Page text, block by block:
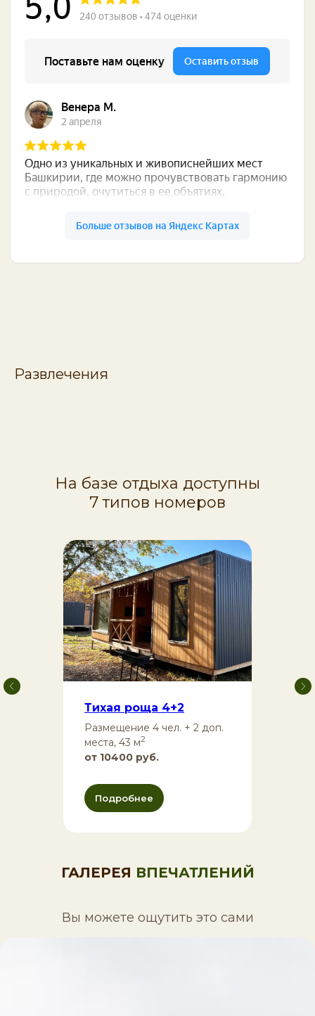
Развлечения
На базе отдыха доступны
7 типов номеров
Тихая роща 4+2
Размещение 4 чел. + 2 доп.
места, 43 м2
от 10400 руб.
Подробнее
ГАЛЕРЕЯ ВПЕЧАТЛЕНИЙ
Вы можете ощутить это сами